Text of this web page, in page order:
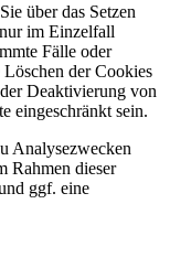
über das Setzen
im Einzelfall
Fälle oder
Löschen der Cookies
Deaktivierung von
eingeschränkt sein.
Analysezwecken
Rahmen dieser
ggf. eine